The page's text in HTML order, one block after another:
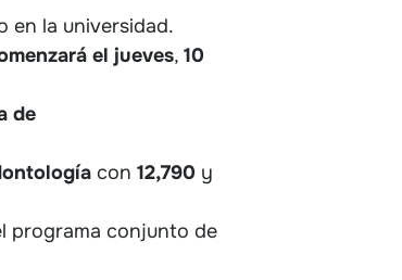
en la universidad.
el jueves, 10
de
con 12,790 y
programa conjunto de